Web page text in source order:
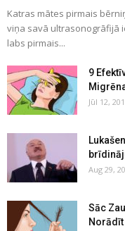
Katras mātes pirmais
viņa savā ultrasonogrāfijā
labs pirmais...
9
Jūl 12,
Aug 29,
Sāc
Norādīt